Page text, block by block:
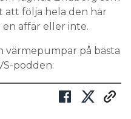
följa hela den här
affär eller inte.
värmepumpar på bästa
podden: